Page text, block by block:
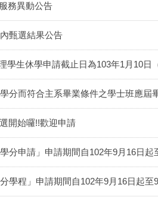
務異動公告
甄選結果公告
學生休學申請截止日為103年1月10日
分而符合主系畢業條件之學士班應屆
開始囉!!歡迎申請
分申請」申請期間自102年9月16日起
學程」申請期間自102年9月16日起至